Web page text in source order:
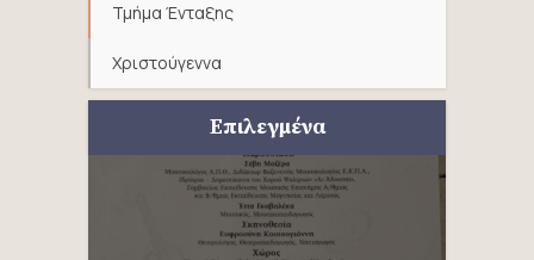
Τμήμα Ένταξης
Χριστούγεννα
Επιλεγμένα